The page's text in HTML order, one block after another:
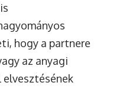
hogy a partnere
az anyagi